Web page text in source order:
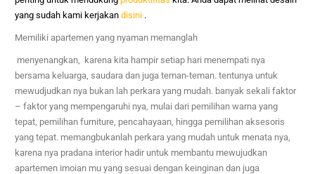
yang sudah kami kerjakandisini .
Memiliki apartemen yang nyaman memanglah
menyenangkan, karena kita hampir setiap hari menempati nya
bersama keluarga, saudara dan juga teman-teman. tentunya untuk
mewudjudkan nya bukan lah perkara yang mudah. banyak sekali faktor
– faktor yang mempengaruhi nya, mulai dari pemilihan warna yang
tepat, pemilihan furniture, pencahayaan, hingga pemilihan aksesoris
yang tepat. memangbukanlah perkara yang mudah untuk menata nya,
karena nya pradana interior hadir untuk membantu mewujudkan
apartemen imoian mu yang sesuai dengan keinginan dan juga